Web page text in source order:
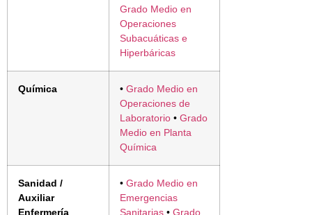
Grado Medio en
Operaciones
Subacuáticas e
Hiperbáricas
Química • Grado Medio en
Operaciones de
Laboratorio • Grado
Medio en Planta
Química
Sanidad /
Auxiliar
Enfermería
• Grado Medio en
Emergencias
Sanitarias • Grado